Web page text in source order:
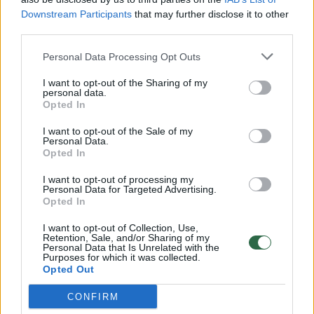
Downstream Participants that may further disclose it to other
Personal Data Processing Opt Outs
I want to opt-out of the Sharing of my
personal data.
Opted In
I want to opt-out of the Sale of my
Personal Data.
Opted In
I want to opt-out of processing my
Personal Data for Targeted Advertising.
Opted In
I want to opt-out of Collection, Use,
Retention, Sale, and/or Sharing of my
Personal Data that Is Unrelated with the
Purposes for which it was collected.
Opted Out
CONFIRM
32 laipsnių šilumos
Žinios | Orai
00:00:59
Nufilmavo, kaip patvino Vilniaus Vakarinis aplinkkelis:
vaizdas pribloškia
Žinios | Lietuvos diena
Avarija Vilniuje: į stotelę įsirėžęs automobilis sužalojo
dvi moteris
Žinios | Lietuvos diena
Visi įrašai